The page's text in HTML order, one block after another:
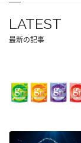
LATEST
最新の記事